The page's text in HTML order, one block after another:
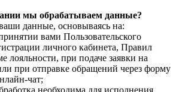
мы обрабатываем данные?
данные, основываясь на:
вами Пользовательского
личного кабинета, Правил
лояльности, при подаче заявки на
при отправке обращений через форму
чат;